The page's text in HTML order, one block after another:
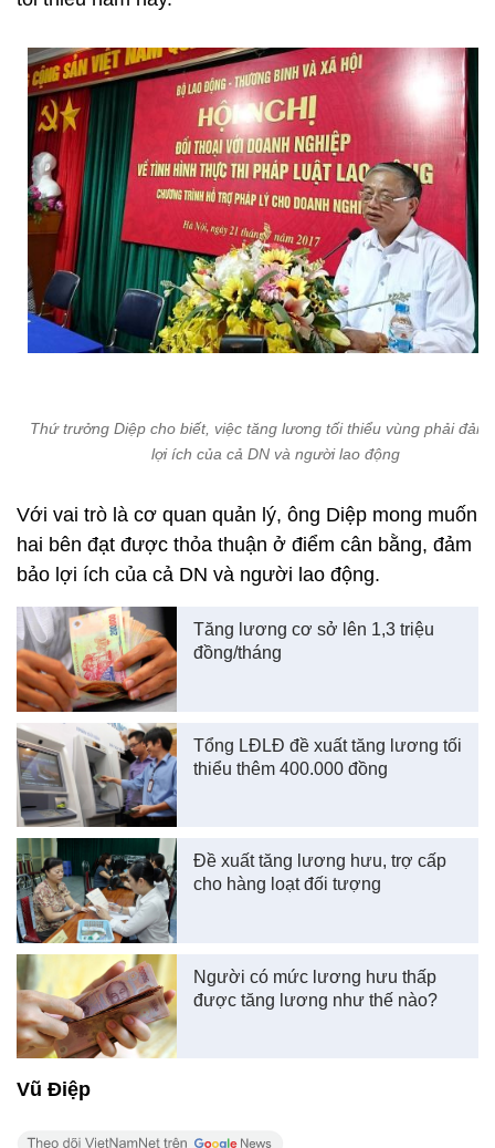
Thứ trưởng Diệp cho biết, việc tăng lương tối thiểu vùng phải đảm
lợi ích của cả DN và người lao động
Với vai trò là cơ quan quản lý, ông Diệp mong muốn
hai bên đạt được thỏa thuận ở điểm cân bằng, đảm
bảo lợi ích của cả DN và người lao động.
Tăng lương cơ sở lên 1,3 triệu
đồng/tháng
Tổng LĐLĐ đề xuất tăng lương tối
thiểu thêm 400.000 đồng
Đề xuất tăng lương hưu, trợ cấp
cho hàng loạt đối tượng
Người có mức lương hưu thấp
được tăng lương như thế nào?
Vũ Điệp